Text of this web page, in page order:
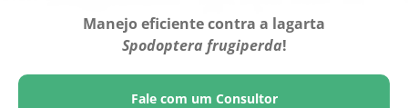
Manejo eficiente contra a lagarta
Spodoptera frugiperda!
Fale com um Consultor